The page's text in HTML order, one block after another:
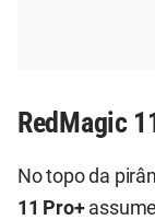
RedMagic
No topo da
11 Pro+